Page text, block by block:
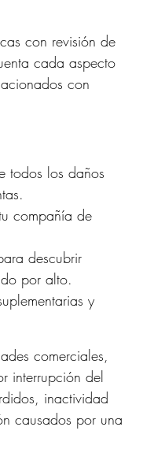
con revisión de
cada aspecto
con
todos los daños
compañía de
descubrir
por alto.
y
comerciales,
interrupción del
inactividad
causados por una